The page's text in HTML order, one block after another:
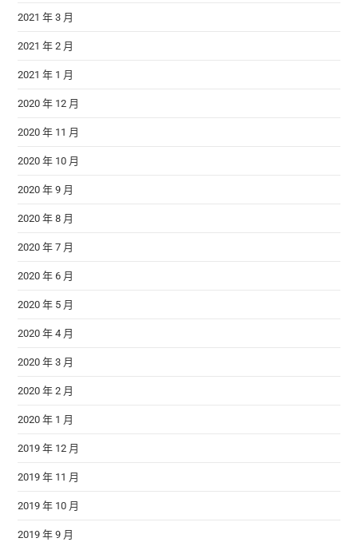
2021 年 3 月
2021 年 2 月
2021 年 1 月
2020 年 12 月
2020 年 11 月
2020 年 10 月
2020 年 9 月
2020 年 8 月
2020 年 7 月
2020 年 6 月
2020 年 5 月
2020 年 4 月
2020 年 3 月
2020 年 2 月
2020 年 1 月
2019 年 12 月
2019 年 11 月
2019 年 10 月
2019 年 9 月